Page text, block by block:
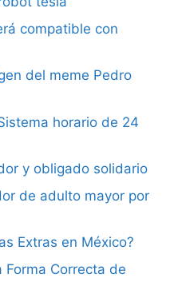
compatible con
del meme Pedro
horario de 24
y obligado solidario
de adulto mayor por
Extras en México?
Forma Correcta de